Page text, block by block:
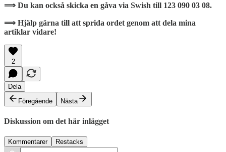
⟹ Du kan också skicka en gåva via Swish till 123 090 03 08.
⟹ Hjälp gärna till att sprida ordet genom att dela mina
artiklar vidare!
2
Dela
Föregående
Nästa
Diskussion om det här inlägget
Kommentarer Restacks